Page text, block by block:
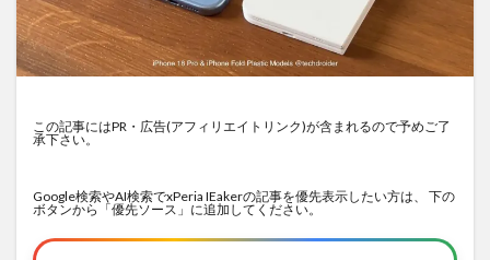
この記事にはPR・広告(アフィリエイトリンク)が含まれるので予めご了
承下さい。
Google検索やAI検索でxPeria IEakerの記事を優先表示したい方は、 下の
ボタンから「優先ソース」に追加してください。